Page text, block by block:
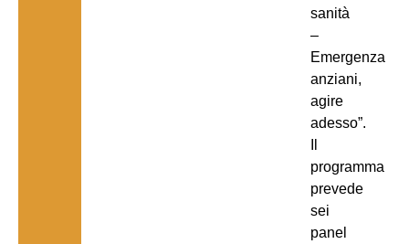
sanità
–
Emergenza
anziani,
agire
adesso”.
programma
prevede
sei
panel